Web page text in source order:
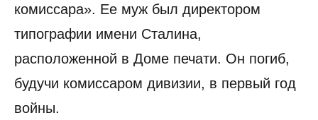
комиссара». Ее муж был директором
типографии имени Сталина,
расположенной в Доме печати. Он погиб,
будучи комиссаром дивизии, в первый год
войны.